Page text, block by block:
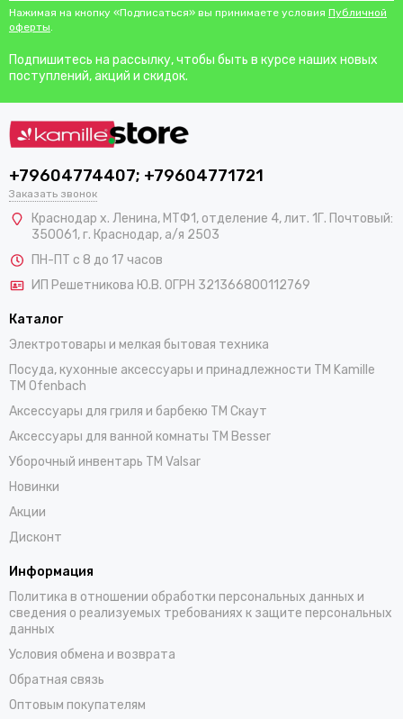
Нажимая на кнопку «Подписаться» вы принимаете условия Публичной
оферты.
Подпишитесь на рассылку, чтобы быть в курсе наших новых
поступлений, акций и скидок.
+79604774407; +79604771721
Заказать звонок
Краснодар х. Ленина, МТФ1, отделение 4, лит. 1Г. Почтовый:
350061, г. Краснодар, а/я 2503
ПН-ПТ с 8 до 17 часов
ИП Решетникова Ю.В. ОГРН 321366800112769
Каталог
Электротовары и мелкая бытовая техника
Посуда, кухонные аксессуары и принадлежности TM Kamille
TM Ofenbach
Аксессуары для гриля и барбекю TM Скаут
Аксессуары для ванной комнаты TM Besser
Уборочный инвентарь TM Valsar
Новинки
Акции
Дисконт
Информация
Политика в отношении обработки персональных данных и
сведения о реализуемых требованиях к защите персональных
данных
Условия обмена и возврата
Обратная связь
Оптовым покупателям